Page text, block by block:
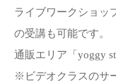
ライブワークショッ
の受講も可能です。
通販エリア「yoggy
※ビデオクラスのサ